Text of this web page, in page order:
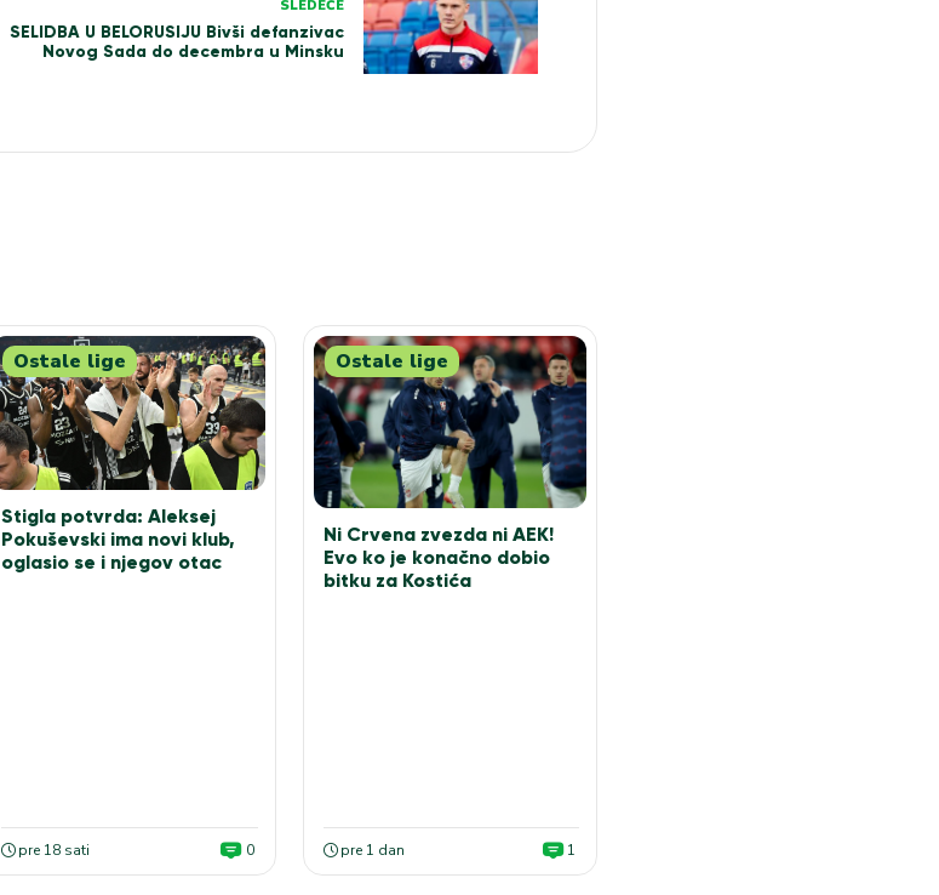
SLEDEĆE
SELIDBA U BELORUSIJU Bivši defanzivac
Novog Sada do decembra u Minsku
Ostale lige
Stigla potvrda: Aleksej
Pokuševski ima novi klub,
oglasio se i njegov otac
pre 18 sati 0
Ostale lige
Ni Crvena zvezda ni AEK!
Evo ko je konačno dobio
bitku za Kostića
pre 1 dan 1